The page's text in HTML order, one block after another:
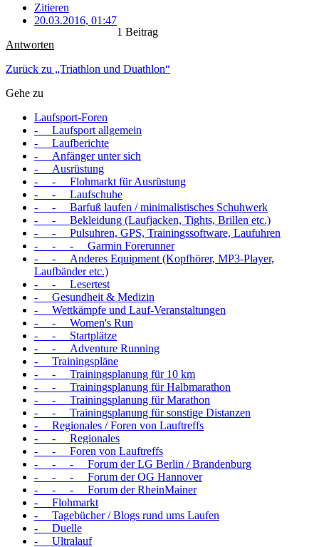
Zitieren
20.03.2016, 01:47
1 Beitrag
Antworten
Zurück zu „Triathlon und Duathlon“
Gehe zu
Laufsport-Foren
- Laufsport allgemein
- Laufberichte
- Anfänger unter sich
- Ausrüstung
- - Flohmarkt für Ausrüstung
- - Laufschuhe
- - Barfuß laufen / minimalistisches Schuhwerk
- - Bekleidung (Laufjacken, Tights, Brillen etc.)
- - Pulsuhren, GPS, Trainingssoftware, Laufuhren
- - - Garmin Forerunner
- - Anderes Equipment (Kopfhörer, MP3-Player,
Laufbänder etc.)
- - Lesertest
- Gesundheit & Medizin
- Wettkämpfe und Lauf-Veranstaltungen
- - Women's Run
- - Startplätze
- - Adventure Running
- Trainingspläne
- - Trainingsplanung für 10 km
- - Trainingsplanung für Halbmarathon
- - Trainingsplanung für Marathon
- - Trainingsplanung für sonstige Distanzen
- Regionales / Foren von Lauftreffs
- - Regionales
- - Foren von Lauftreffs
- - - Forum der LG Berlin / Brandenburg
- - - Forum der OG Hannover
- - - Forum der RheinMainer
- Flohmarkt
- Tagebücher / Blogs rund ums Laufen
- Duelle
- Ultralauf